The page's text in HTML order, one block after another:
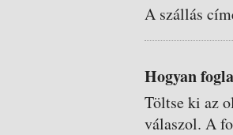
A szállás
Hogyan
Töltse ki az
válaszol. A